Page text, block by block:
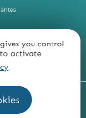
you control
activate
DU SITE
PRESSE